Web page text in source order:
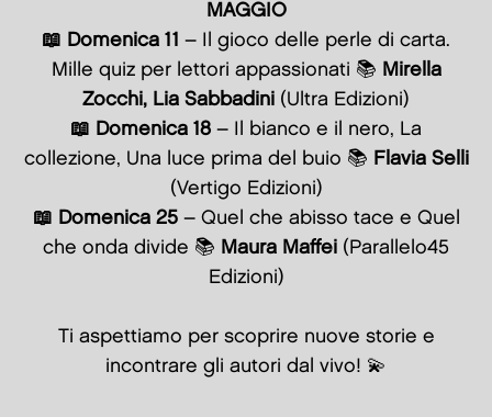
MAGGIO
📖 Domenica 11 – Il gioco delle perle di carta.
Mille quiz per lettori appassionati 📚 Mirella
Zocchi, Lia Sabbadini (Ultra Edizioni)
📖 Domenica 18 – Il bianco e il nero, La
collezione, Una luce prima del buio 📚 Flavia Selli
(Vertigo Edizioni)
📖 Domenica 25– Quel che abisso tace e Quel
che onda divide 📚 Maura Maffei (Parallelo45
Edizioni)
Ti aspettiamo per scoprire nuove storie e
incontrare gli autori dal vivo! 💫